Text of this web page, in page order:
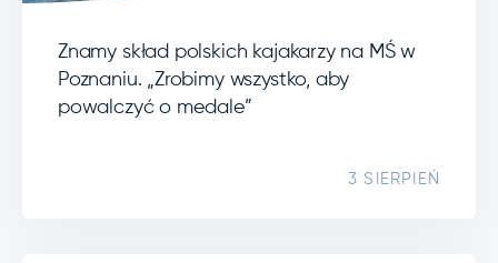
Znamy skład polskich kajakarzy na MŚ w
Poznaniu. „Zrobimy wszystko, aby
powalczyć o medale”
3 SIERPIEŃ